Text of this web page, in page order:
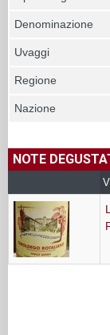
Denominazione
Uvaggi
Regione
Nazione
NOTE